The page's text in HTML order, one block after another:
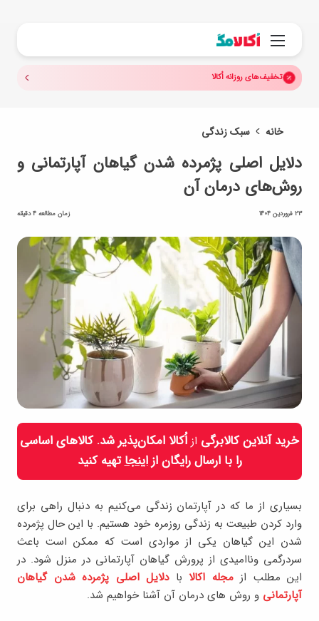
منو
تخفیف‌های روزانه اُکالا
خانه سبک زندگی
دلایل اصلی پژمرده شدن گیاهان آپارتمانی و
روش‌های درمان آن
23 فروردین 1404 زمان مطالعه 4 دقیقه
خرید آنلاین کالابرگی از اُکالا امکان‌پذیر شد. کالاهای اساسی
را با ارسال رایگان ازاینجاتهیه کنید
بسیاری از ما که در آپارتمان زندگی می‌کنیم به دنبال راهی برای
وارد کردن طبیعت به زندگی روزمره خود هستیم. با این حال پژمرده
شدن این گیاهان یکی از مواردی است که ممکن است باعث
سردرگمی وناامیدی از پرورش گیاهان آپارتمانی در منزل شود. در
این مطلب ازمجله اکالا بادلایل اصلی پژمرده شدن گیاهان
آپارتمانی و روش های درمان آن آشنا خواهیم شد.